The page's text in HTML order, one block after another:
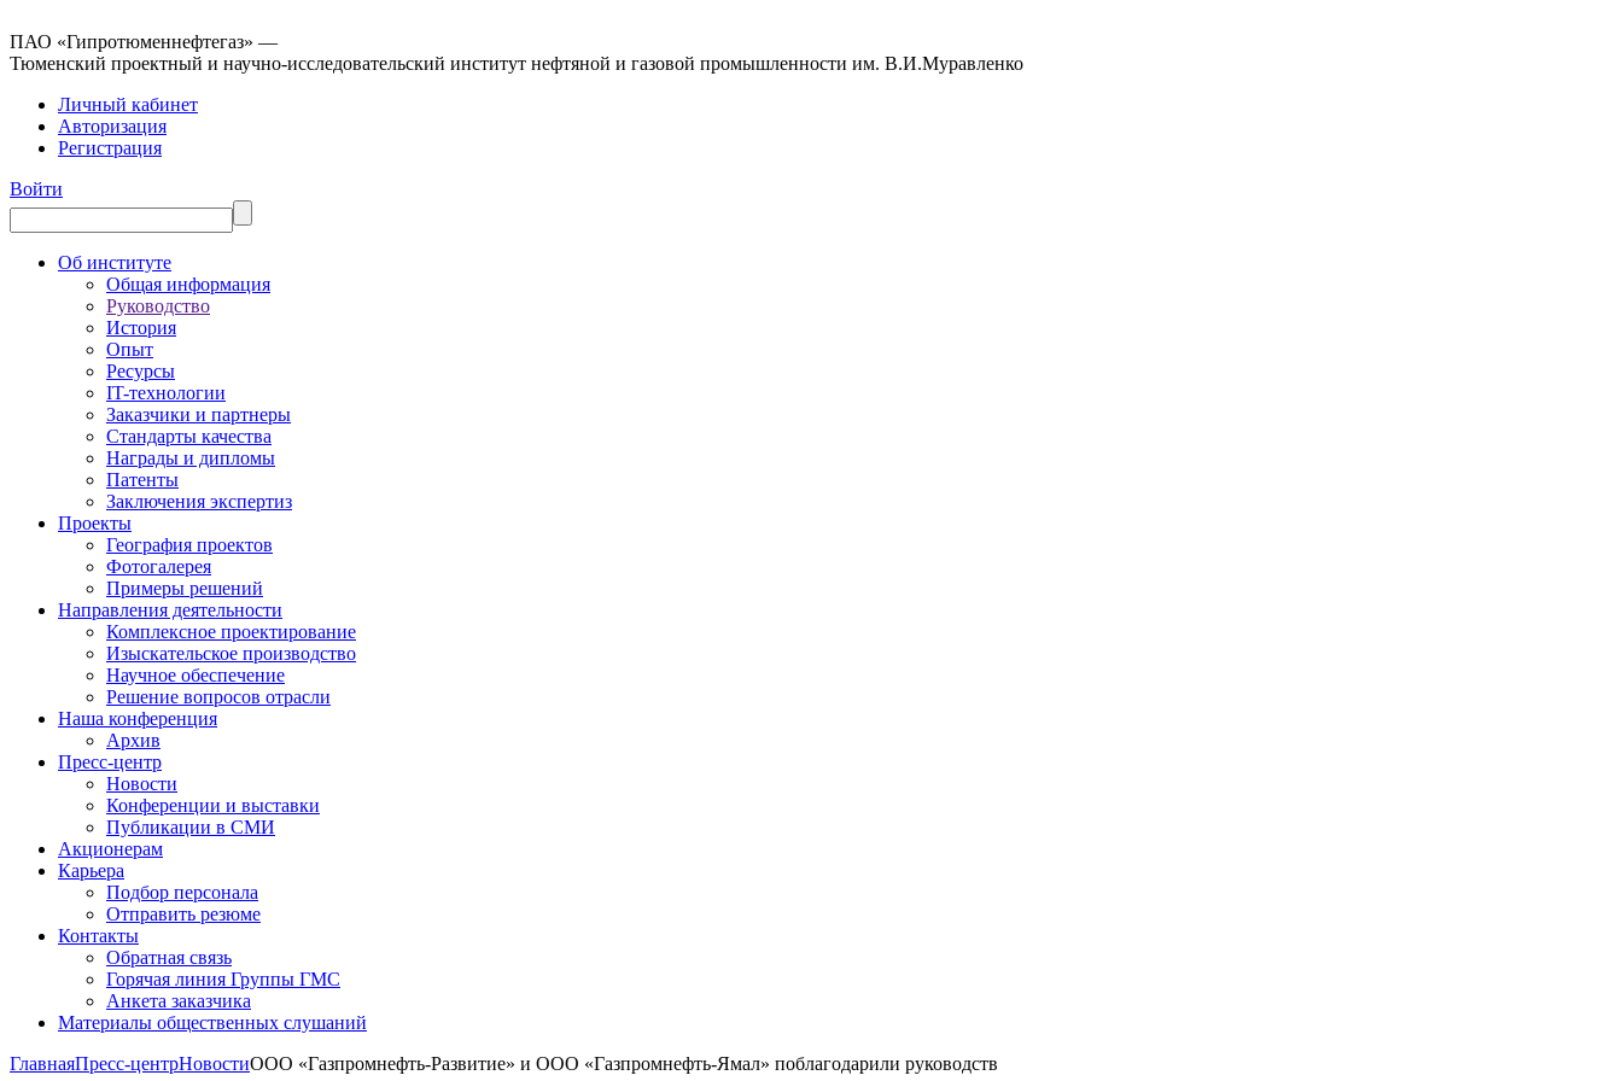
ПАО «Гипротюменнефтегаз» —
Тюменский проектный и научно-исследовательский институт нефтяной и газовой промышленности им. В.И.Муравленко
Личный кабинет
Авторизация
Регистрация
Войти
Об институте
Общая информация
Руководство
История
Опыт
Ресурсы
IT-технологии
Заказчики и партнеры
Стандарты качества
Награды и дипломы
Патенты
Заключения экспертиз
Проекты
География проектов
Фотогалерея
Примеры решений
Направления деятельности
Комплексное проектирование
Изыскательское производство
Научное обеспечение
Решение вопросов отрасли
Наша конференция
Архив
Пресс-центр
Новости
Конференции и выставки
Публикации в СМИ
Акционерам
Карьера
Подбор персонала
Отправить резюме
Контакты
Обратная связь
Горячая линия Группы ГМС
Анкета заказчика
Материалы общественных слушаний
ГлавнаяПресс-центрНовостиООО «Газпромнефть-Развитие» и ООО «Газпромнефть-Ямал» поблагодарили руководств